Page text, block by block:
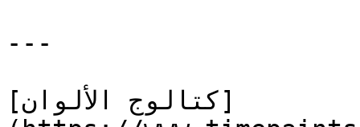
---
[كتالوج الألوان]